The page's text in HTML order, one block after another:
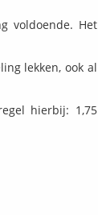
voldoende. Het
lekken, ook al
hierbij: 1,75